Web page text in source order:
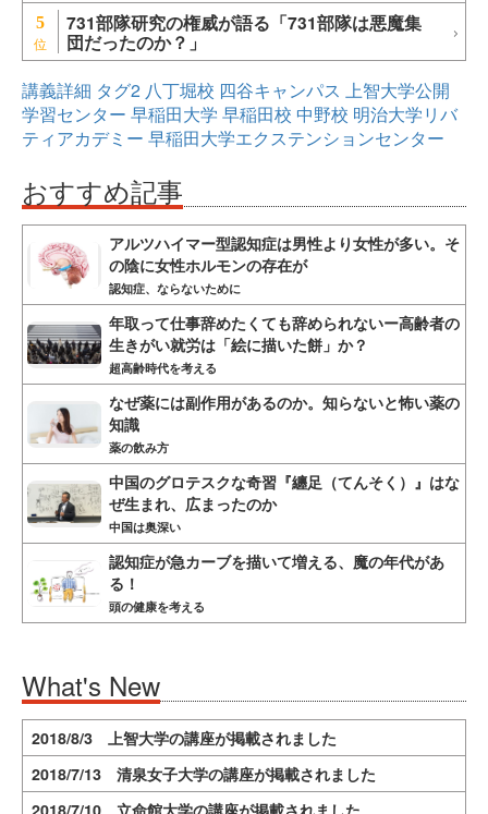
5 731部隊研究の権威が語る「731部隊は悪魔集
団だったのか？」
講義詳細 タグ2 八丁堀校 四谷キャンパス 上智大学公開
学習センター 早稲田大学 早稲田校 中野校 明治大学リバ
ティアカデミー 早稲田大学エクステンションセンター
おすすめ記事
アルツハイマー型認知症は男性より女性が多い。そ
の陰に女性ホルモンの存在が
認知症、ならないために
年取って仕事辞めたくても辞められないー高齢者の
生きがい就労は「絵に描いた餅」か？
超高齢時代を考える
なぜ薬には副作用があるのか。知らないと怖い薬の
知識
薬の飲み方
中国のグロテスクな奇習『纏足（てんそく）』はな
ぜ生まれ、広まったのか
中国は奥深い
認知症が急カーブを描いて増える、魔の年代があ
る！
頭の健康を考える
What's New
2018/8/3 上智大学の講座が掲載されました
2018/7/13 清泉女子大学の講座が掲載されました